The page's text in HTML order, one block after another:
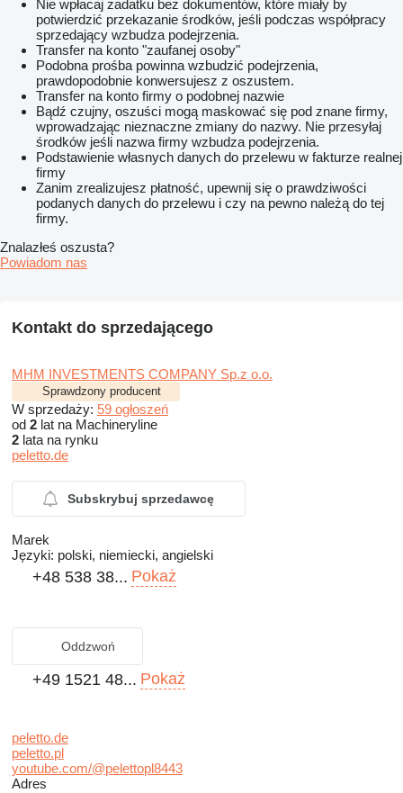
Nie wpłacaj zadatku bez dokumentów, które miały by
potwierdzić przekazanie środków, jeśli podczas współpracy
sprzedający wzbudza podejrzenia.
Transfer na konto "zaufanej osoby"
Podobna prośba powinna wzbudzić podejrzenia,
prawdopodobnie konwersujesz z oszustem.
Transfer na konto firmy o podobnej nazwie
Bądź czujny, oszuści mogą maskować się pod znane firmy,
wprowadzając nieznaczne zmiany do nazwy. Nie przesyłaj
środków jeśli nazwa firmy wzbudza podejrzenia.
Podstawienie własnych danych do przelewu w fakturze realnej
firmy
Zanim zrealizujesz płatność, upewnij się o prawdziwości
podanych danych do przelewu i czy na pewno należą do tej
firmy.
Znalazłeś oszusta?
Powiadom nas
Kontakt do sprzedającego
MHM INVESTMENTS COMPANY Sp.z o.o.
Sprawdzony producent
W sprzedaży: 59 ogłoszeń
od 2 lat na Machineryline
2 lata na rynku
peletto.de
Subskrybuj sprzedawcę
Marek
Języki: polski, niemiecki, angielski
+48 538 38... Pokaż
Oddzwoń
+49 1521 48... Pokaż
peletto.de
peletto.pl
youtube.com/@pelettopl8443
Adres